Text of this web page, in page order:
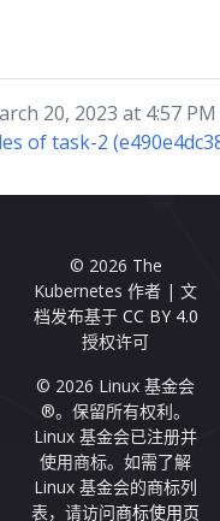
20, 2023 at 4:57 PM
of task-2
© 2026 The
Kubernetes 作者 | 文
档发布基于 CC BY 4.0
授权许可
© 2026 Linux 基金会
®。保留所有权利。
Linux 基金会已注册并
使用商标。如需了解
Linux 基金会的商标列
表，请访问商标使用页